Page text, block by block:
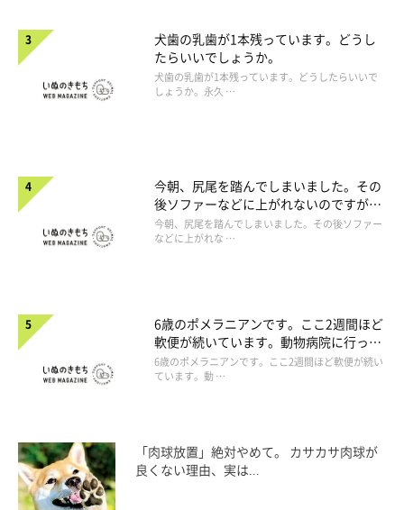
犬歯の乳歯が1本残っています。どうし
たらいいでしょうか。
犬歯の乳歯が1本残っています。どうしたらいいで
しょうか。永久 …
今朝、尻尾を踏んでしまいました。その
後ソファーなどに上がれないのですが、
大丈夫でしょうか。
今朝、尻尾を踏んでしまいました。その後ソファー
などに上がれな …
6歳のポメラニアンです。ここ2週間ほど
軟便が続いています。動物病院に行った
ほうがよいですか。
6歳のポメラニアンです。ここ2週間ほど軟便が続い
ています。動 …
「肉球放置」絶対やめて。 カサカサ肉球が
良くない理由、実は...